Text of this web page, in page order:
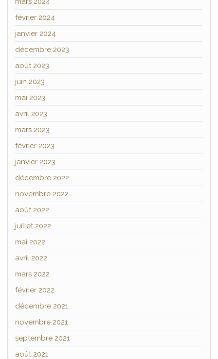
février 2024
janvier 2024
décembre 2023
août 2023
juin 2023
mai 2023
avril 2023
mars 2023
février 2023
janvier 2023
décembre 2022
novembre 2022
août 2022
juillet 2022
mai 2022
avril 2022
mars 2022
février 2022
décembre 2021
novembre 2021
septembre 2021
août 2021